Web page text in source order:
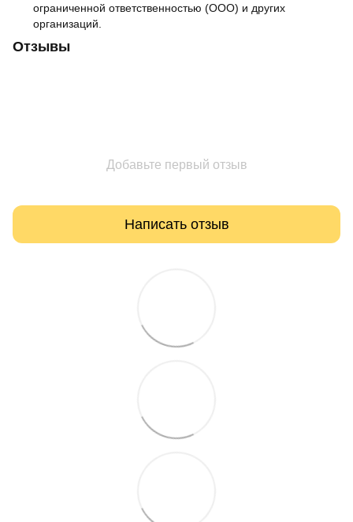
ограниченной ответственностью (ООО) и других
организаций.
Отзывы
Добавьте первый отзыв
Написать отзыв